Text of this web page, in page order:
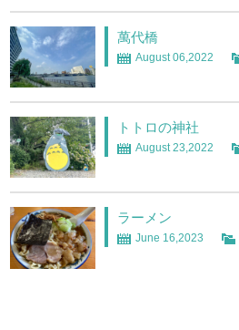
萬代橋
August 06,2022
トトロの神社
August 23,2022
ラーメン
June 16,2023